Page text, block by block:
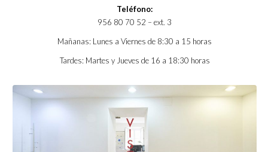
Teléfono:
956 80 70 52 – ext. 3
Mañanas: Lunes a Viernes de 8:30 a 15 horas
Tardes: Martes y Jueves de 16 a 18:30 horas